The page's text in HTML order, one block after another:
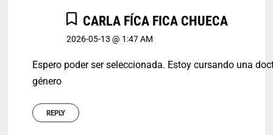
CARLA FÍCA FICA CHUECA
2026-05-13 @ 1:47 AM
Espero poder ser seleccionada. Estoy cursando una
género
REPLY